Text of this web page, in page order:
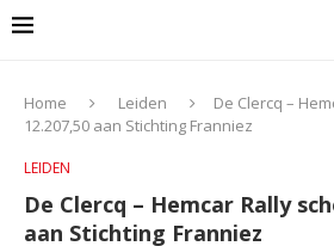
Home Leiden
De Clercq –
12.207,50 aan Stichting Franniez
LEIDEN
De Clercq – Hemcar Rally
aan Stichting Franniez